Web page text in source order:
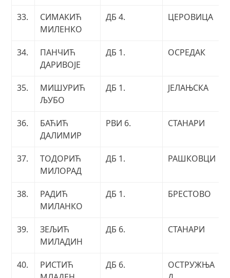
33.
СИМАКИЋ
МИЛЕНКО
ДБ 4. ЦЕРОВИЦА
34.
ПАНЧИЋ
ДАРИВОЈЕ
ДБ 1. ОСРЕДАК
35.
МИШУРИЋ
ЉУБО
ДБ 1. ЈЕЛАЊСКА
36.
БАЋИЋ
ДАЛИМИР
РВИ 6. СТАНАРИ
37.
ТОДОРИЋ
МИЛОРАД
ДБ 1. РАШКОВЦИ
38.
РАДИЋ
МИЛАНКО
ДБ 1. БРЕСТОВО
39.
ЗЕЉИЋ
МИЛАДИН
ДБ 6. СТАНАРИ
40.
РИСТИЋ
ДБ 6.
ОСТРУЖЊА